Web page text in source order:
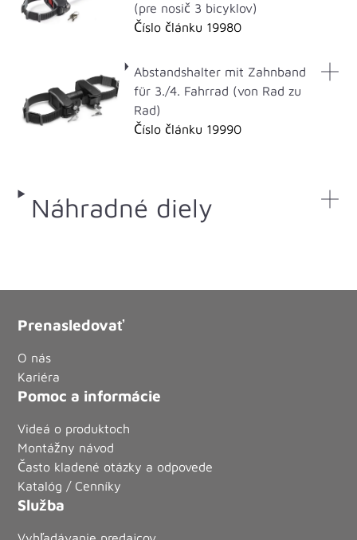
(pre nosič 3 bicyklov)
Číslo článku 19980
Abstandshalter mit Zahnband
für 3./4. Fahrrad (von Rad zu
Rad)
Číslo článku 19990
Náhradné diely
Prenasledovať
O nás
Kariéra
Pomoc a informácie
Videá o produktoch
Montážny návod
Často kladené otázky a odpovede
Katalóg / Cenníky
Služba